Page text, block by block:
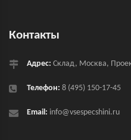
Контакты
Адрес: Склад, Москва,
Телефон: 8 (495) 150-17-45
Email: info@vsespecshini.ru